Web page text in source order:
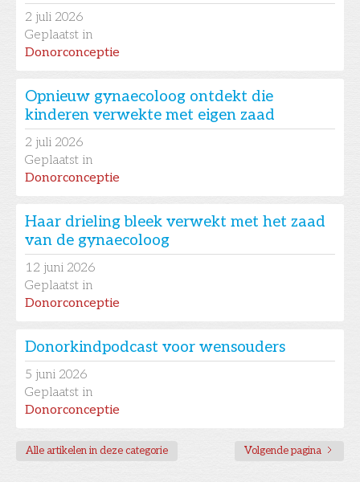
2 juli 2026
Geplaatst in
Donorconceptie
Opnieuw gynaecoloog ontdekt die
kinderen verwekte met eigen zaad
2 juli 2026
Geplaatst in
Donorconceptie
Haar drieling bleek verwekt met het zaad
van de gynaecoloog
12 juni 2026
Geplaatst in
Donorconceptie
Donorkindpodcast voor wensouders
5 juni 2026
Geplaatst in
Donorconceptie
Alle artikelen in deze categorie Volgende pagina